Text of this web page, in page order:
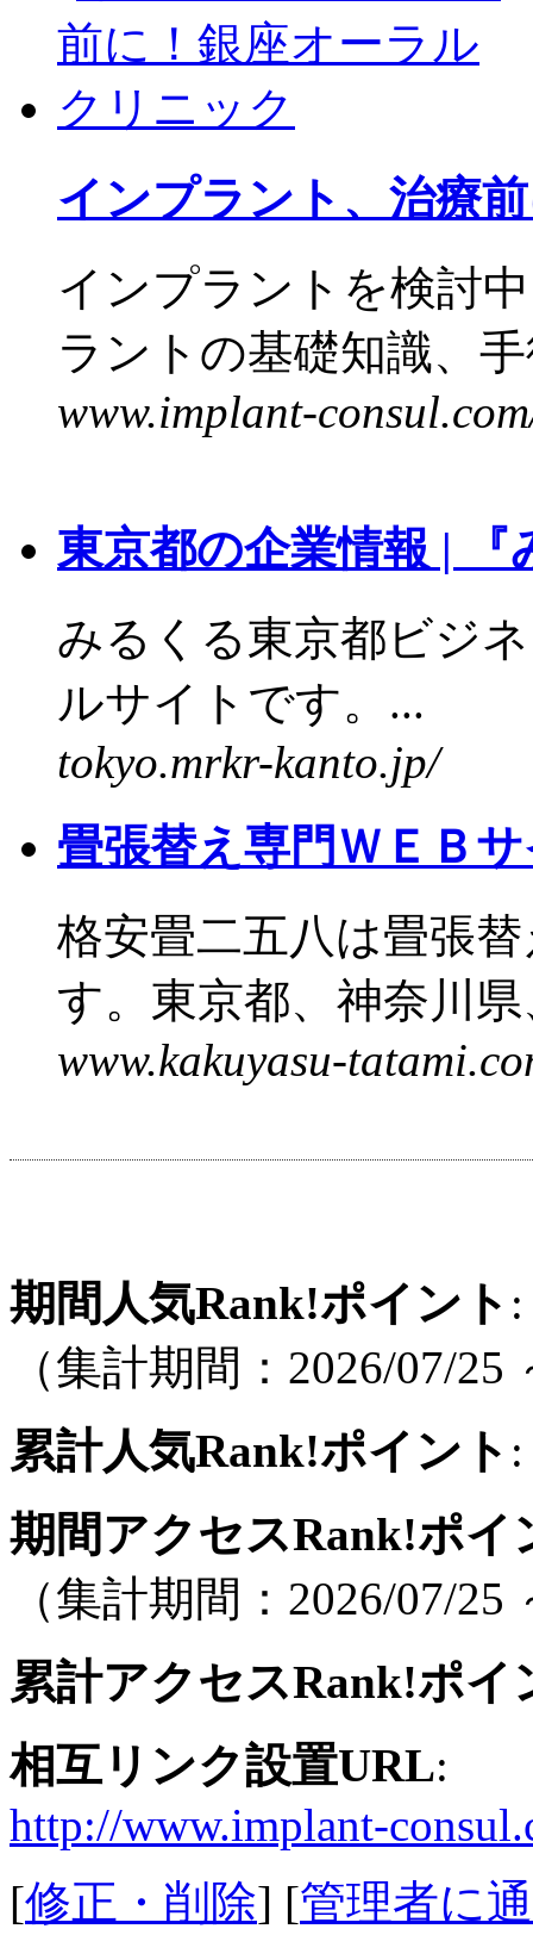
インプラント、治療
インプラントを検討
ラントの基礎知識、
www.implant-
東京都の企業情報 |
みるくる東京都ビジ
ルサイトです。...
tokyo.mrkr-kanto.jp/
畳張替え専門ＷＥＢ
格安畳二五八は畳張
す。東京都、神奈川
www.kakuyasu-
期間人気Rank!ポイント
（集計期間：2026/07/25
累計人気Rank!ポイント
期間アクセスRank!ポイ
（集計期間：2026/07/25
累計アクセスRank!ポイ
相互リンク設置URL:
http://www.implant-
[修正・削除] [管理者に